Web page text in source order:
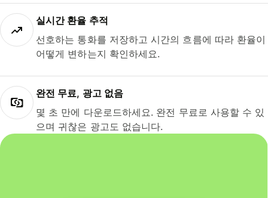
실시간 환율 추적
선호하는 통화를 저장하고 시간의 흐름에 따라 환율이
어떻게 변하는지 확인하세요.
완전 무료, 광고 없음
몇 초 만에 다운로드하세요. 완전 무료로 사용할 수 있
으며 귀찮은 광고도 없습니다.